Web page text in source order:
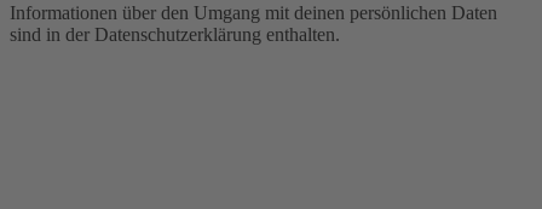
Informationen über den Umgang mit deinen persönlichen Daten
sind in der Datenschutzerklärung enthalten.